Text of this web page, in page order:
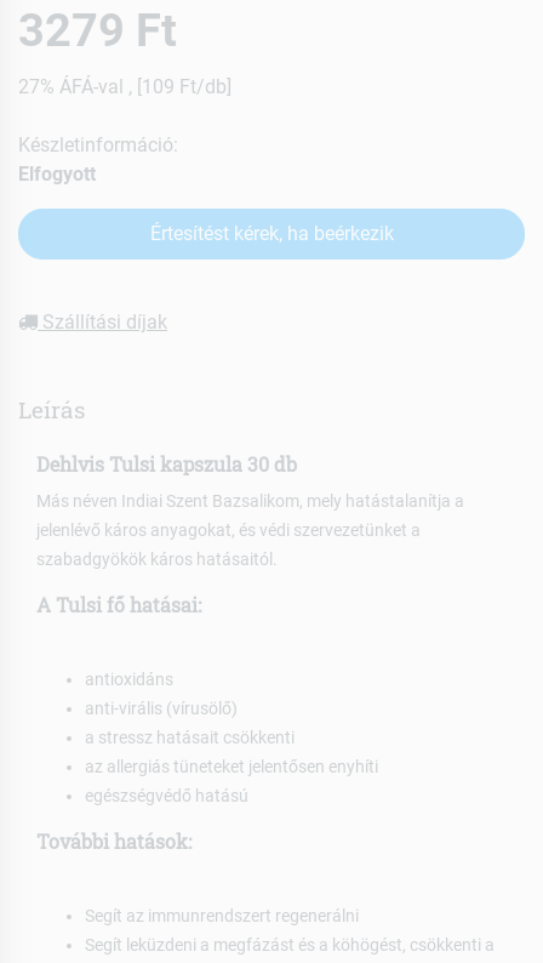
3279 Ft
27% ÁFÁ-val , [109 Ft/db]
Készletinformáció:
Elfogyott
Értesítést kérek, ha beérkezik
Szállítási díjak
Leírás
Dehlvis Tulsi kapszula 30 db
Más néven Indiai Szent Bazsalikom, mely hatástalanítja a
jelenlévő káros anyagokat, és védi szervezetünket a
szabadgyökök káros hatásaitól.
A Tulsi fő hatásai:
antioxidáns
anti-virális (vírusölő)
a stressz hatásait csökkenti
az allergiás tüneteket jelentősen enyhíti
egészségvédő hatású
További hatások:
Segít az immunrendszert regenerálni
Segít leküzdeni a megfázást és a köhögést, csökkenti a